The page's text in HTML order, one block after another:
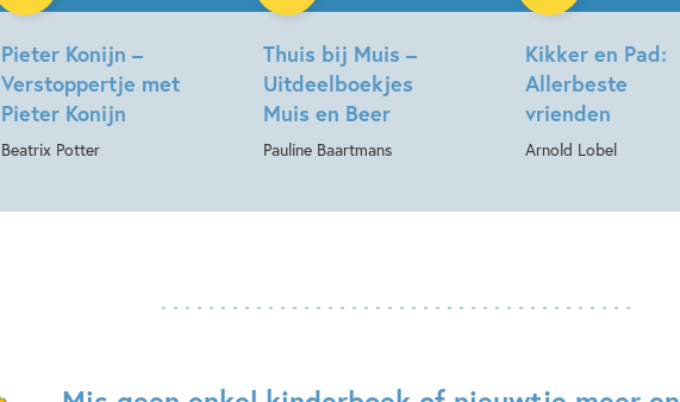
Pieter Konijn –
Verstoppertje met
Pieter Konijn
Beatrix Potter
Thuis bij Muis –
Uitdeelboekjes
Muis en Beer
Pauline Baartmans
Kikker en Pad:
Allerbeste
vrienden
Arnold Lobel